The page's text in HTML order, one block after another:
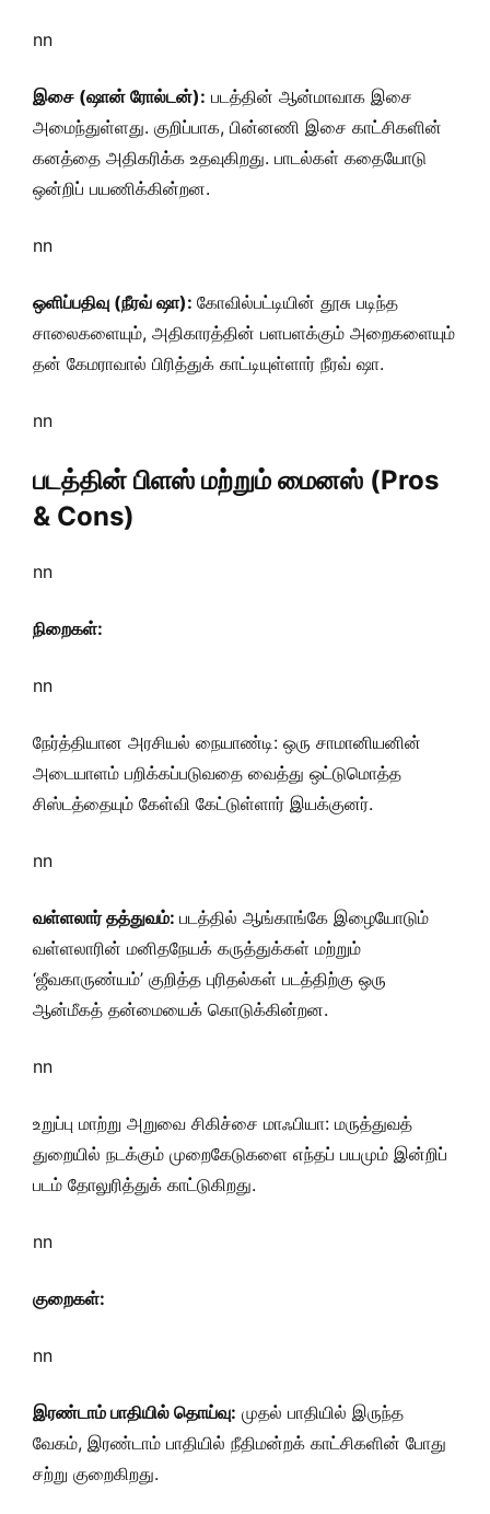
nn
இசை (ஷான் ரோல்டன்): படத்தின் ஆன்மாவாக இசை
அமைந்துள்ளது. குறிப்பாக, பின்னணி இசை காட்சிகளின்
கனத்தை அதிகரிக்க உதவுகிறது. பாடல்கள் கதையோடு
ஒன்றிப் பயணிக்கின்றன.
nn
ஒளிப்பதிவு (நீரவ் ஷா): கோவில்பட்டியின் தூசு படிந்த
சாலைகளையும், அதிகாரத்தின் பளபளக்கும் அறைகளையும்
தன் கேமராவால் பிரித்துக் காட்டியுள்ளார் நீரவ் ஷா.
nn
படத்தின் பிளஸ் மற்றும் மைனஸ் (Pros
& Cons)
nn
நிறைகள்:
nn
நேர்த்தியான அரசியல் நையாண்டி: ஒரு சாமானியனின்
அடையாளம் பறிக்கப்படுவதை வைத்து ஒட்டுமொத்த
சிஸ்டத்தையும் கேள்வி கேட்டுள்ளார் இயக்குனர்.
nn
வள்ளலார் தத்துவம்: படத்தில் ஆங்காங்கே இழையோடும்
வள்ளலாரின் மனிதநேயக் கருத்துக்கள் மற்றும்
‘ஜீவகாருண்யம்’ குறித்த புரிதல்கள் படத்திற்கு ஒரு
ஆன்மீகத் தன்மையைக் கொடுக்கின்றன.
nn
உறுப்பு மாற்று அறுவை சிகிச்சை மாஃபியா: மருத்துவத்
துறையில் நடக்கும் முறைகேடுகளை எந்தப் பயமும் இன்றிப்
படம் தோலுரித்துக் காட்டுகிறது.
nn
குறைகள்:
nn
இரண்டாம் பாதியில் தொய்வு: முதல் பாதியில் இருந்த
வேகம், இரண்டாம் பாதியில் நீதிமன்றக் காட்சிகளின் போது
சற்று குறைகிறது.